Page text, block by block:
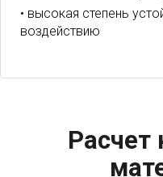
• высокая степень
воздействию
Расчет